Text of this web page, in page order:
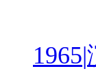
1965|